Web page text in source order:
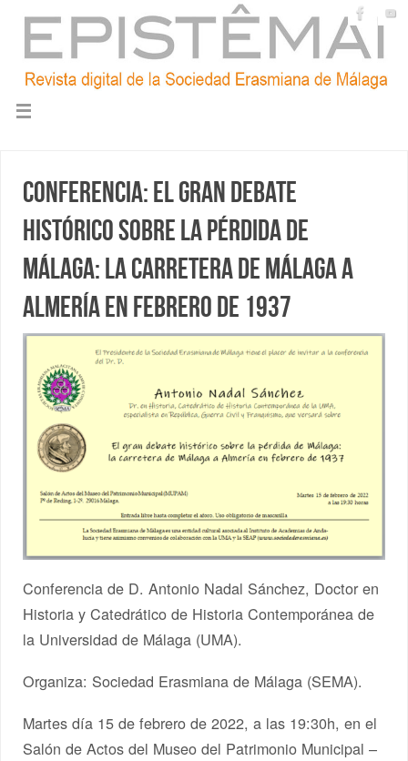
Conferencia: El gran debate
histórico sobre la pérdida de
Málaga: la carretera de Málaga a
Almería en febrero de 1937
Conferencia de D. Antonio Nadal Sánchez, Doctor en
Historia y Catedrático de Historia Contemporánea de
la Universidad de Málaga (UMA).
Organiza: Sociedad Erasmiana de Málaga (SEMA).
Martes día 15 de febrero de 2022, a las 19:30h, en el
Salón de Actos del Museo del Patrimonio Municipal –